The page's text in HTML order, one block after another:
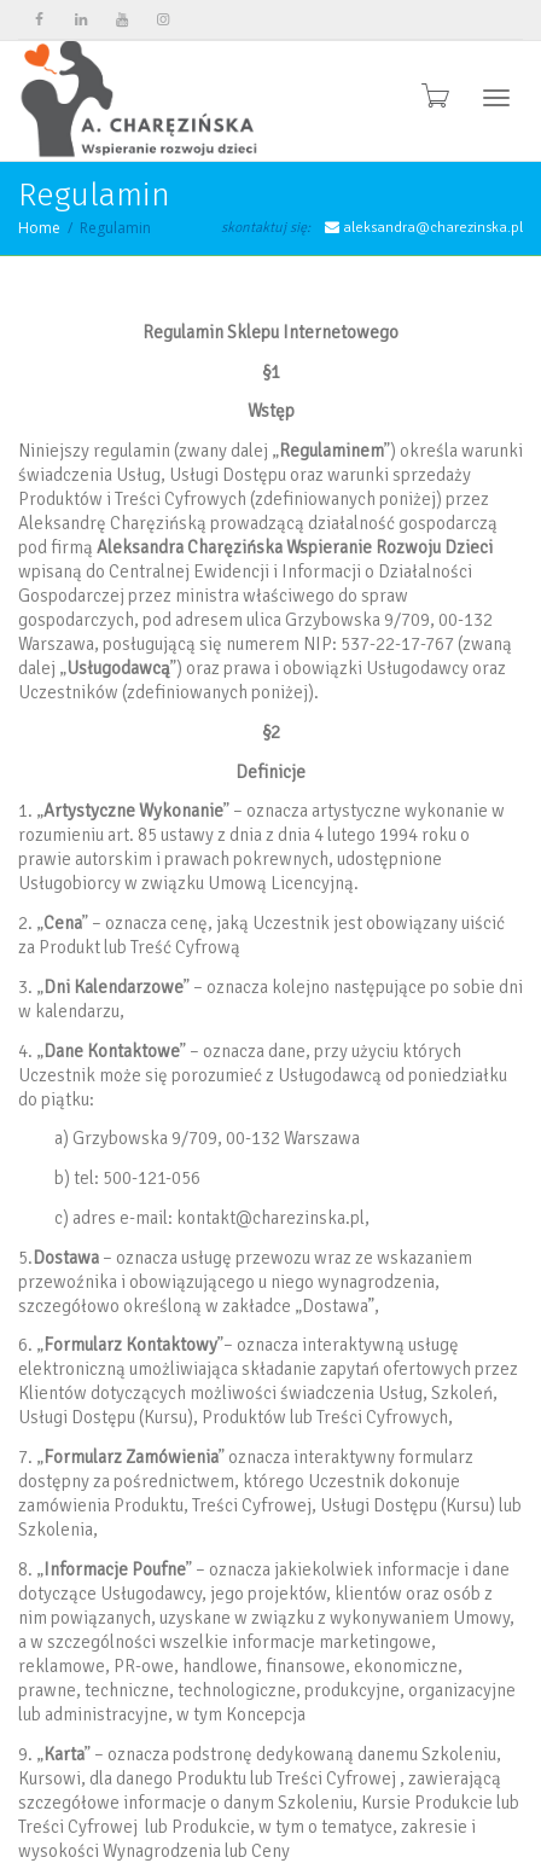
Regulamin
Home Regulamin skontaktuj się: aleksandra@charezinska.pl
Regulamin Sklepu Internetowego
§1
Wstęp
Niniejszy regulamin (zwany dalej „Regulaminem”) określa warunki
świadczenia Usług, Usługi Dostępu oraz warunki sprzedaży
Produktów i Treści Cyfrowych (zdefiniowanych poniżej) przez
Aleksandrę Charęzińską prowadzącą działalność gospodarczą
pod firmą Aleksandra Charęzińska Wspieranie Rozwoju Dzieci
wpisaną do Centralnej Ewidencji i Informacji o Działalności
Gospodarczej przez ministra właściwego do spraw
gospodarczych, pod adresem ulica Grzybowska 9/709, 00-132
Warszawa, posługującą się numerem NIP: 537-22-17-767 (zwaną
dalej „Usługodawcą”) oraz prawa i obowiązki Usługodawcy oraz
Uczestników (zdefiniowanych poniżej).
§2
Definicje
1. „Artystyczne Wykonanie” – oznacza artystyczne wykonanie w
rozumieniu art. 85 ustawy z dnia z dnia 4 lutego 1994 roku o
prawie autorskim i prawach pokrewnych, udostępnione
Usługobiorcy w związku Umową Licencyjną.
2. „Cena” – oznacza cenę, jaką Uczestnik jest obowiązany uiścić
za Produkt lub Treść Cyfrową
3. „Dni Kalendarzowe” – oznacza kolejno następujące po sobie dni
w kalendarzu,
4. „Dane Kontaktowe” – oznacza dane, przy użyciu których
Uczestnik może się porozumieć z Usługodawcą od poniedziałku
do piątku:
a) Grzybowska 9/709, 00-132 Warszawa
b) tel: 500-121-056
c) adres e-mail: kontakt@charezinska.pl,
5.Dostawa – oznacza usługę przewozu wraz ze wskazaniem
przewoźnika i obowiązującego u niego wynagrodzenia,
szczegółowo określoną w zakładce „Dostawa”,
6. „Formularz Kontaktowy”– oznacza interaktywną usługę
elektroniczną umożliwiająca składanie zapytań ofertowych przez
Klientów dotyczących możliwości świadczenia Usług, Szkoleń,
Usługi Dostępu (Kursu), Produktów lub Treści Cyfrowych,
7. „Formularz Zamówienia” oznacza interaktywny formularz
dostępny za pośrednictwem, którego Uczestnik dokonuje
zamówienia Produktu, Treści Cyfrowej, Usługi Dostępu (Kursu) lub
Szkolenia,
8. „Informacje Poufne” – oznacza jakiekolwiek informacje i dane
dotyczące Usługodawcy, jego projektów, klientów oraz osób z
nim powiązanych, uzyskane w związku z wykonywaniem Umowy,
a w szczególności wszelkie informacje marketingowe,
reklamowe, PR-owe, handlowe, finansowe, ekonomiczne,
prawne, techniczne, technologiczne, produkcyjne, organizacyjne
lub administracyjne, w tym Koncepcja
9. „Karta” – oznacza podstronę dedykowaną danemu Szkoleniu,
Kursowi, dla danego Produktu lub Treści Cyfrowej , zawierającą
szczegółowe informacje o danym Szkoleniu, Kursie Produkcie lub
Treści Cyfrowej lub Produkcie, w tym o tematyce, zakresie i
wysokości Wynagrodzenia lub Ceny